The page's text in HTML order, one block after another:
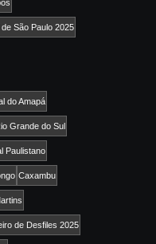
São Paulo 2025
do Amapá
Grande do Sul
Paulistano
Caxambu
de Desfiles 2025